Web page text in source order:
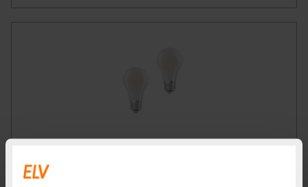
Osram LED Classic A 100, Filament, EEK A, 7,2 W, 1521
Artikel-Nr. 258426